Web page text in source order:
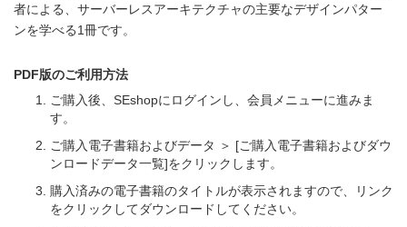
者による、サーバーレスアーキテクチャの主要なデザインパター
ンを学べる1冊です。
PDF版のご利用方法
ご購入後、SEshopにログインし、会員メニューに進みま
す。
ご購入電子書籍およびデータ ＞ [ご購入電子書籍およびダウ
ンロードデータ一覧]をクリックします。
購入済みの電子書籍のタイトルが表示されますので、リンク
をクリックしてダウンロードしてください。